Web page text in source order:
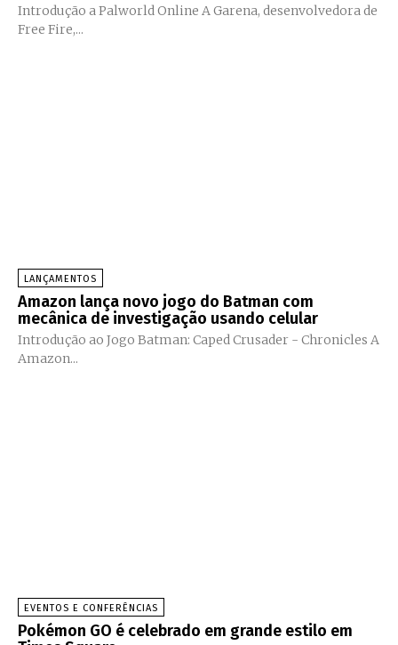
Introdução a Palworld Online A Garena, desenvolvedora de
Free Fire,...
LANÇAMENTOS
Amazon lança novo jogo do Batman com
mecânica de investigação usando celular
Introdução ao Jogo Batman: Caped Crusader - Chronicles A
Amazon...
EVENTOS E CONFERÊNCIAS
Pokémon GO é celebrado em grande estilo em